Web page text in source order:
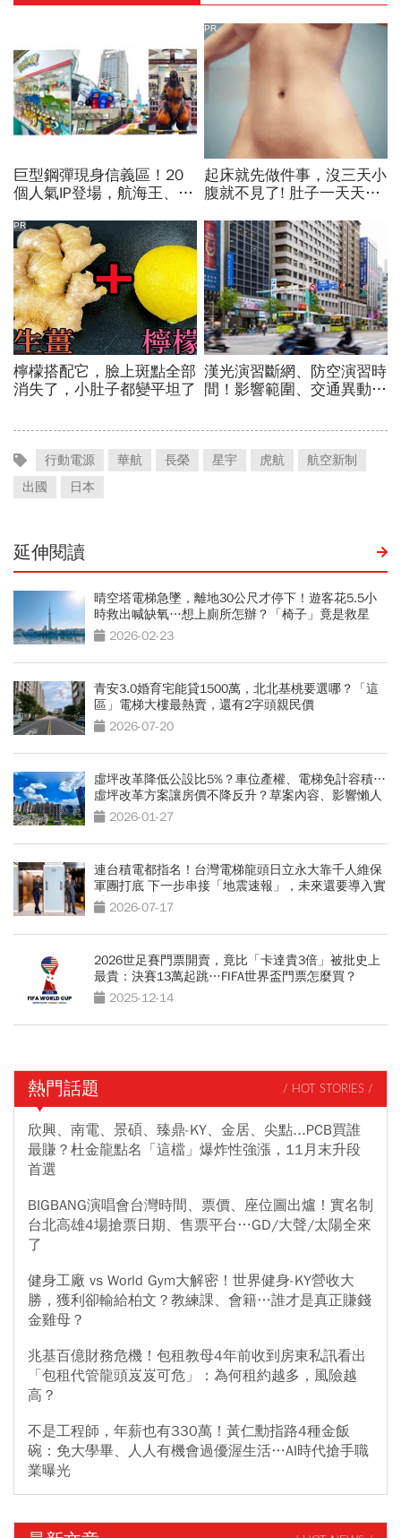
行動電源 華航 長榮 星宇 虎航
航空新制
出國
日本
延伸閱讀
晴空塔電梯急墜，離地30公尺才停下！遊客花5.5小
時救出喊缺氧…想上廁所怎辦？「椅子」竟是救星
2026-02-23
青安3.0婚育宅能貸1500萬，北北基桃要選哪？「這
區」電梯大樓最熱賣，還有2字頭親民價
2026-07-20
虛坪改革降低公設比5%？車位產權、電梯免計容積…
虛坪改革方案讓房價不降反升？草案內容、影響懶人
包 2026-01-27
連台積電都指名！台灣電梯龍頭日立永大靠千人維保
軍團打底 下一步串接「地震速報」，未來還要導入實
體AI2026-07-17
2026世足賽門票開賣，竟比「卡達貴3倍」被批史上
最貴：決賽13萬起跳…FIFA世界盃門票怎麼買？
2025-12-14
熱門話題 / HOT STORIES /
欣興、南電、景碩、臻鼎-KY、金居、尖點...PCB買誰
最賺？杜金龍點名「這檔」爆炸性強漲，11月末升段
首選
BIGBANG演唱會台灣時間、票價、座位圖出爐！實名制
台北高雄4場搶票日期、售票平台…GD/大聲/太陽全來
了
健身工廠 vs World Gym大解密！世界健身-KY營收大
勝，獲利卻輸給柏文？教練課、會籍…誰才是真正賺錢
金雞母？
兆基百億財務危機！包租教母4年前收到房東私訊看出
「包租代管龍頭岌岌可危」：為何租約越多，風險越
高？
不是工程師，年薪也有330萬！黃仁勳指路4種金飯
碗：免大學畢、人人有機會過優渥生活…AI時代搶手職
業曝光